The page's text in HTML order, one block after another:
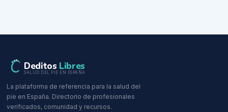
Deditos Libres
SALUD DEL PIE EN ESPAÑA
La plataforma de referencia para la salud del
pie en España. Directorio de profesionales
verificados, comunidad y recursos.